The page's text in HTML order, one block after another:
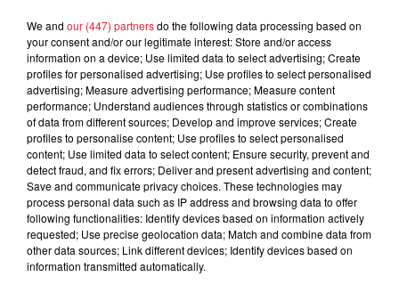
0:00 2 min 25 sec
23 avril 2025 - 2 min 25 sec
URBANNEWS 07H01 du 23.04.2025
Urban News est un podcast d'actualités qui vous tient
informé de tout ce qui se passe dans les départements 77 et
93. Il est disponible en direct sur la radio Urban hit et en
We and our (447) partnersdo the following data processing based on
your consent and/or our legitimate interest: Store and/or access
information on a device; Use limited data to select advertising; Create
profiles for personalised advertising; Use profiles to select personalised
advertising; Measure advertising performance; Measure content
performance; Understand audiences through statistics or combinations
of data from different sources; Develop and improve services; Create
profiles to personalise content; Use profiles to select personalised
content; Use limited data to select content; Ensure security, prevent and
detect fraud, and fix errors; Deliver and present advertising and content;
Save and communicate privacy choices. These technologies may
process personal data such as IP address and browsing data to offer
following functionalities: Identify devices based on information actively
requested; Use precise geolocation data; Match and combine data from
other data sources; Link different devices; Identify devices based on
information transmitted automatically.